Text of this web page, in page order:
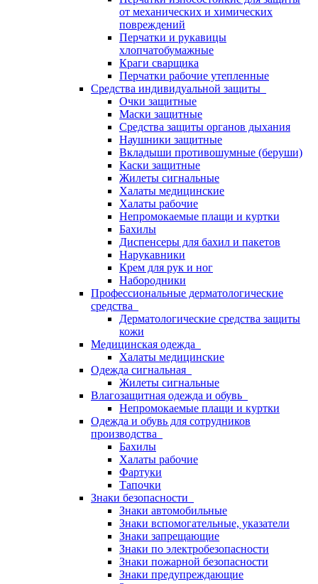
от механических и химических
повреждений
Перчатки и рукавицы
хлопчатобумажные
Краги сварщика
Перчатки рабочие утепленные
Средства индивидуальной защиты
Очки защитные
Маски защитные
Средства защиты органов дыхания
Наушники защитные
Вкладыши противошумные (беруши)
Каски защитные
Жилеты сигнальные
Халаты медицинские
Халаты рабочие
Непромокаемые плащи и куртки
Бахилы
Диспенсеры для бахил и пакетов
Нарукавники
Крем для рук и ног
Набородники
Профессиональные дерматологические
средства
Дерматологические средства защиты
кожи
Медицинская одежда
Халаты медицинские
Одежда сигнальная
Жилеты сигнальные
Влагозащитная одежда и обувь
Непромокаемые плащи и куртки
Одежда и обувь для сотрудников
производства
Бахилы
Халаты рабочие
Фартуки
Тапочки
Знаки безопасности
Знаки автомобильные
Знаки вспомогательные, указатели
Знаки запрещающие
Знаки по электробезопасности
Знаки пожарной безопасности
Знаки предупреждающие